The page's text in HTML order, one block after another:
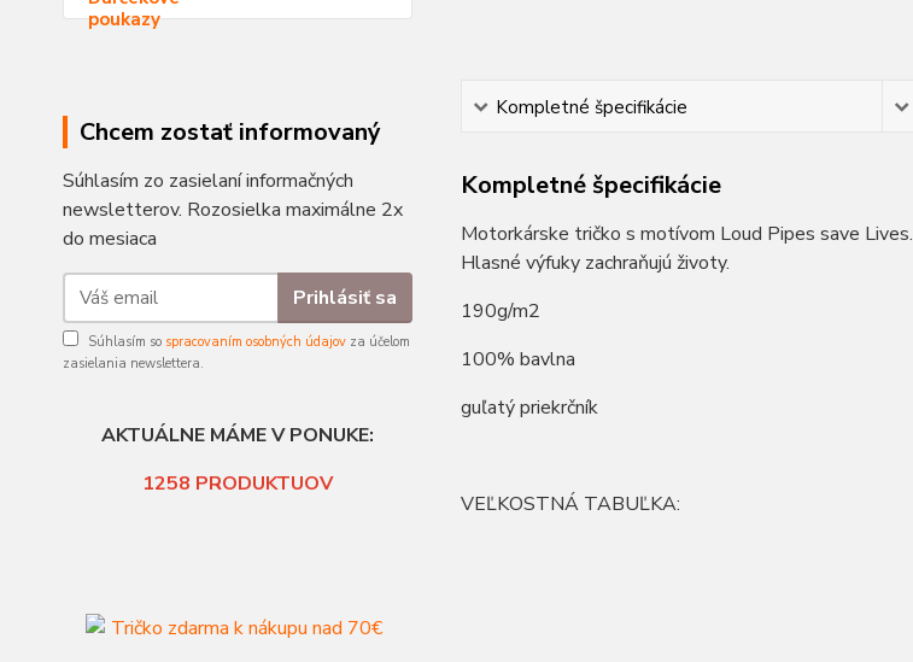
Chcem zostať informovaný
Súhlasím zo zasielaní informačných
newsletterov. Rozosielka maximálne 2x
do mesiaca
Prihlásiť sa
Súhlasím so spracovaním osobných údajov za účelom
zasielania newslettera.
AKTUÁLNE MÁME V PONUKE:
1258 PRODUKTUOV
Kompletné špecifikácie
Kompletné špecifikácie
Motorkárske tričko s motívom Loud Pipes save Lives.
Hlasné výfuky zachraňujú životy.
190g/m2
100% bavlna
guľatý priekrčník
VEĽKOSTNÁ TABUĽKA: